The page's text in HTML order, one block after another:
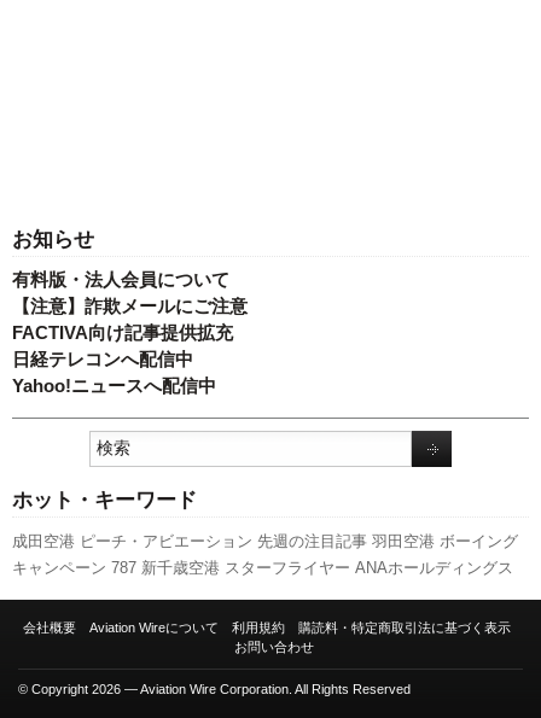
お知らせ
有料版・法人会員について
【注意】詐欺メールにご注意
FACTIVA向け記事提供拡充
日経テレコンへ配信中
Yahoo!ニュースへ配信中
ホット・キーワード
成田空港 ピーチ・アビエーション 先週の注目記事 羽田空港 ボーイング
キャンペーン 787 新千歳空港 スターフライヤー ANAホールディングス
国交省航空局 LCC 発着回数 利用実績 セントレア エアバス 客室乗務員
福岡空港 旅客数
物 777 737NG
会社概要 Aviation Wireについて 利用規約
購読料・特定商取引法に基づく表示
お問い合わせ
© Copyright 2026 — Aviation Wire Corporation. All Rights Reserved